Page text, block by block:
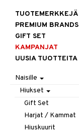
TUOTEMERKKEJÄ
PREMIUM BRANDS
GIFT SET
KAMPANJAT
UUSIA TUOTTEITA
Naisille
Hiukset
Gift Set
Harjat / Kammat
Hiuskuurit